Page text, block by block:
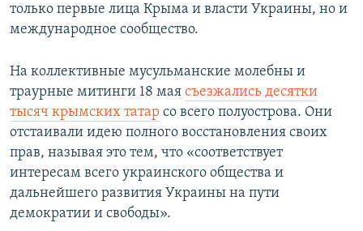
только первые лица Крыма и власти Украины, но и
международное сообщество.
На коллективные мусульманские молебны и
траурные митинги 18 мая съезжались десятки
тысяч крымских татар со всего полуострова. Они
отстаивали идею полного восстановления своих
прав, называя это тем, что «соответствует
интересам всего украинского общества и
дальнейшего развития Украины на пути
демократии и свободы».